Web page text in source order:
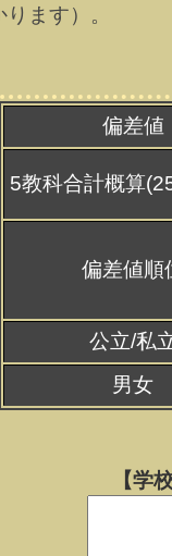
ます）。
偏差値
5教科合計概算
偏差値順
公立/私
男女
【学